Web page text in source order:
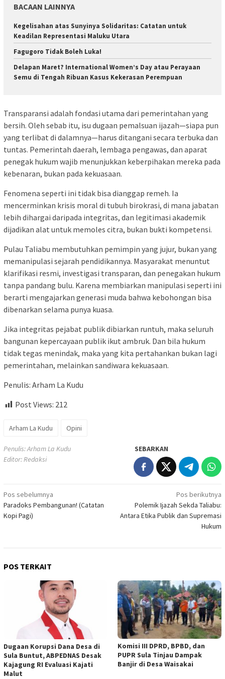
BACAAN LAINNYA
Kegelisahan atas Sunyinya Solidaritas: Catatan untuk
Keadilan Representasi Maluku Utara
Fagugoro Tidak Boleh Luka!
Delapan Maret? International Women’s Day atau Perayaan
Semu di Tengah Ribuan Kasus Kekerasan Perempuan
Transparansi adalah fondasi utama dari pemerintahan yang
bersih. Oleh sebab itu, isu dugaan pemalsuan ijazah—siapa pun
yang terlibat di dalamnya—harus ditangani secara terbuka dan
tuntas. Pemerintah daerah, lembaga pengawas, dan aparat
penegak hukum wajib menunjukkan keberpihakan mereka pada
kebenaran, bukan pada kekuasaan.
Fenomena seperti ini tidak bisa dianggap remeh. Ia
mencerminkan krisis moral di tubuh birokrasi, di mana jabatan
lebih dihargai daripada integritas, dan legitimasi akademik
dijadikan alat untuk memoles citra, bukan bukti kompetensi.
Pulau Taliabu membutuhkan pemimpin yang jujur, bukan yang
memanipulasi sejarah pendidikannya. Masyarakat menuntut
klarifikasi resmi, investigasi transparan, dan penegakan hukum
tanpa pandang bulu. Karena membiarkan manipulasi seperti ini
berarti mengajarkan generasi muda bahwa kebohongan bisa
dibenarkan selama punya kuasa.
Jika integritas pejabat publik dibiarkan runtuh, maka seluruh
bangunan kepercayaan publik ikut ambruk. Dan bila hukum
tidak tegas menindak, maka yang kita pertahankan bukan lagi
pemerintahan, melainkan sandiwara kekuasaan.
Penulis: Arham La Kudu
Post Views: 212
Arham La Kudu Opini
Penulis: Arham La Kudu
Editor: Redaksi
SEBARKAN
Navigasi
pos
Pos sebelumnya
Paradoks Pembangunan! (Catatan
Kopi Pagi)
Pos berikutnya
Polemik Ijazah Sekda Taliabu:
Antara Etika Publik dan Supremasi
Hukum
POS TERKAIT
Dugaan Korupsi Dana Desa di
Sula Buntut, ABPEDNAS Desak
Kajagung RI Evaluasi Kajati
Malut
Komisi III DPRD, BPBD, dan
PUPR Sula Tinjau Dampak
Banjir di Desa Waisakai